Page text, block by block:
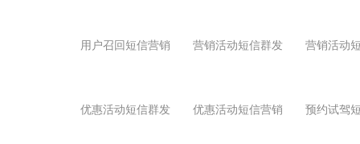
用户召回短信营销 营销活动短信群发 营销活动
优惠活动短信群发 优惠活动短信营销 预约试驾